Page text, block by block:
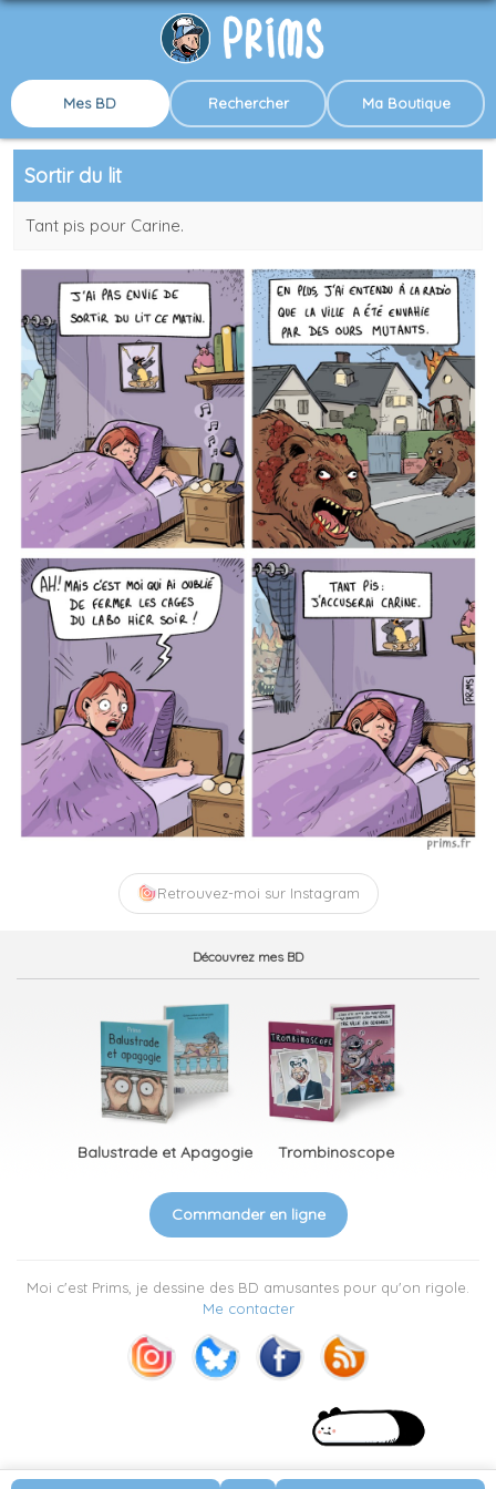
Mes BD Rechercher Ma Boutique
Sortir du lit
Tant pis pour Carine.
Retrouvez-moi sur Instagram
Découvrez mes BD
Balustrade et Apagogie Trombinoscope
Commander en ligne
Moi c'est Prims, je dessine des BD amusantes pour qu'on rigole.
Me contacter